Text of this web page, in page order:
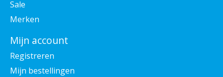
Sale
Merken
Mijn account
Registreren
Mijn bestellingen